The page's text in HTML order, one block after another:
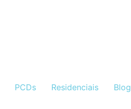
PCDs Residenciais Blog